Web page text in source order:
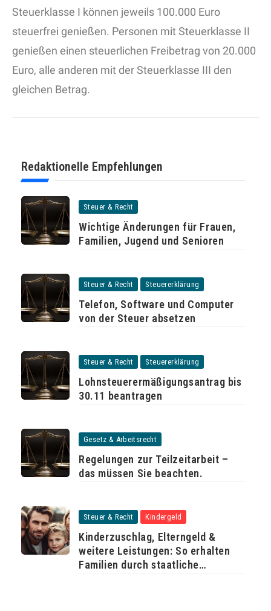
Steuerklasse I können jeweils 100.000 Euro
steuerfrei genießen. Personen mit Steuerklasse II
genießen einen steuerlichen Freibetrag von 20.000
Euro, alle anderen mit der Steuerklasse III den
gleichen Betrag.
Redaktionelle Empfehlungen
Steuer & Recht
Wichtige Änderungen für Frauen,
Familien, Jugend und Senioren
Steuer & Recht Steuererklärung
Telefon, Software und Computer
von der Steuer absetzen
Steuer & Recht Steuererklärung
Lohnsteuerermäßigungsantrag bis
30.11 beantragen
Gesetz & Arbeitsrecht
Regelungen zur Teilzeitarbeit –
das müssen Sie beachten.
Steuer & Recht Kindergeld
Kinderzuschlag, Elterngeld &
weitere Leistungen: So erhalten
Familien durch staatliche